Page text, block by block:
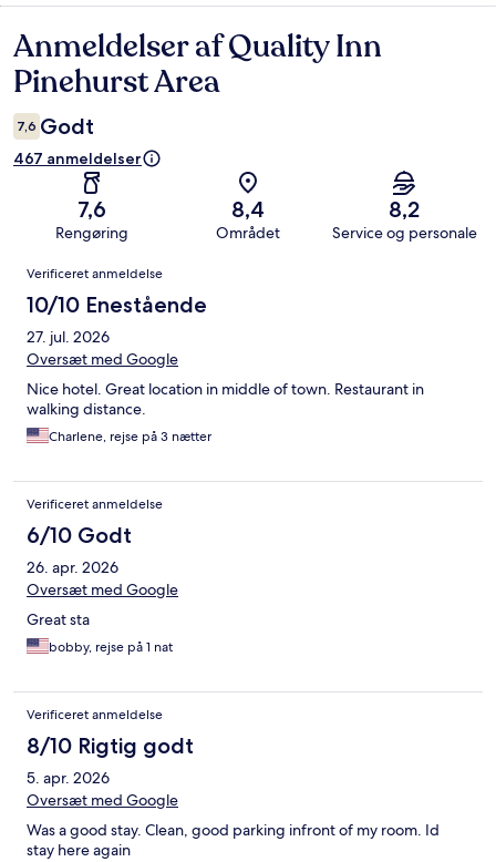
Anmeldelser
Anmeldelser af Quality Inn
Pinehurst Area
7,6 Godt
467 anmeldelser
7,6
Rengøring
8,4
Området
8,2
Service og personale
Anmeldelser
Verificeret anmeldelse
10/10 Enestående
27. jul. 2026
Oversæt med Google
Nice hotel. Great location in middle of town. Restaurant in
walking distance.
Charlene, rejse på 3 nætter
Verificeret anmeldelse
6/10 Godt
26. apr. 2026
Oversæt med Google
Great sta
bobby, rejse på 1 nat
Verificeret anmeldelse
8/10 Rigtig godt
5. apr. 2026
Oversæt med Google
Was a good stay. Clean, good parking infront of my room. Id
stay here again